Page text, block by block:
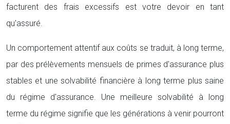
facturent des frais excessifs est votre devoir en tant
qu'assuré.
Un comportement attentif aux coûts se traduit, à long terme,
par des prélèvements mensuels de primes d'assurance plus
stables et une solvabilité financière à long terme plus saine
du régime d'assurance. Une meilleure solvabilité à long
terme du régime signifie que les générations à venir pourront